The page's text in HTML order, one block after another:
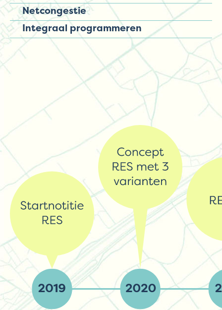
Netcongestie
Integraal programmeren